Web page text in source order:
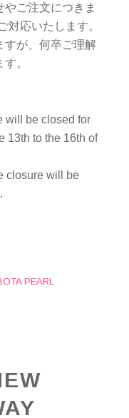
ご注文につきま
対応いたします。
すが、何卒ご理解
。
will be closed for
13th to the 16th of
closure will be
PEARL